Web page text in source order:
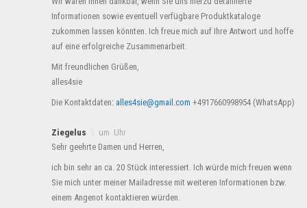
Informationen sowie eventuell verfügbare Produktkataloge
zukommen lassen könnten. Ich freue mich auf Ihre Antwort und hoffe
auf eine erfolgreiche Zusammenarbeit.
Mit freundlichen Grüßen,
alles4sie
Die Kontaktdaten: alles4sie@gmail.com +4917660998954 (WhatsApp)
Ziegelus
um Uhr
Sehr geehrte Damen und Herren,
ich bin sehr an ca. 20 Stück interessiert. Ich würde mich freuen wenn
Sie mich unter meiner Mailadresse mit weiteren Informationen bzw.
einem Angenot kontaktieren würden.